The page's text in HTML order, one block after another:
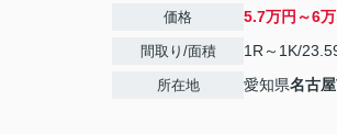
価格 5.7万円～6万
間取り/面積 1R～1K/
所在地 愛知県名古